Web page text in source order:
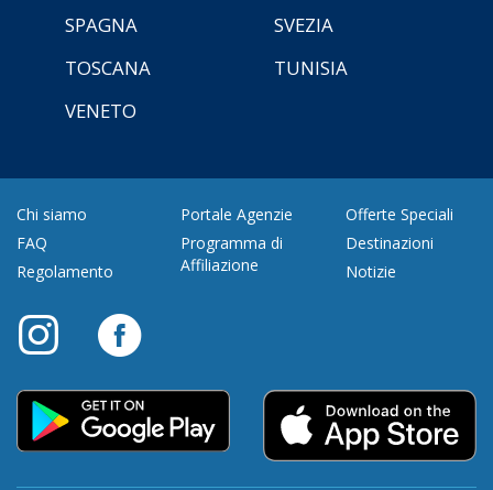
SPAGNA
SVEZIA
TOSCANA
TUNISIA
VENETO
Chi siamo
FAQ
Regolamento
Portale Agenzie
Programma di
Affiliazione
Offerte Speciali
Destinazioni
Notizie